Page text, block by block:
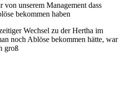
von unserem Management dass
bekommen haben
Wechsel zu der Hertha im
noch Ablöse bekommen hätte, war
groß